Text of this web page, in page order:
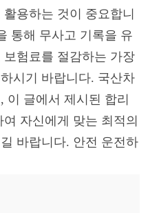
용하는 것이 중요합니
통해 무사고 기록을 유
험료를 절감하는 가장
시기 바랍니다. 국산차
이 글에서 제시된 합리
자신에게 맞는 최적의
바랍니다. 안전 운전하